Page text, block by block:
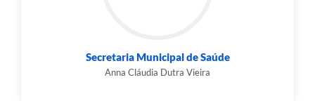
Secretaria Municipal de Saúde
Anna Cláudia Dutra Vieira